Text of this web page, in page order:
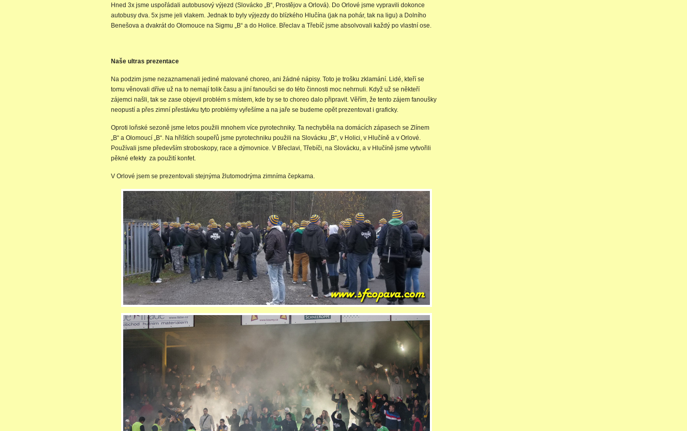
Hned 3x jsme uspořádali autobusový výjezd (Slovácko „B“, Prostějov a Orlová). Do Orlové jsme vypravili dokonce
autobusy dva. 5x jsme jeli vlakem. Jednak to byly výjezdy do blízkého Hlučína (jak na pohár, tak na ligu) a Dolního
Benešova a dvakrát do Olomouce na Sigmu „B“ a do Holice. Břeclav a Třebíč jsme absolvovali každý po vlastní ose.
Naše ultras prezentace
Na podzim jsme nezaznamenali jediné malované choreo, ani žádné nápisy. Toto je trošku zklamání. Lidé, kteří se
tomu věnovali dříve už na to nemají tolik času a jiní fanoušci se do této činnosti moc nehrnuli. Když už se někteří
zájemci našli, tak se zase objevil problém s místem, kde by se to choreo dalo připravit. Věřím, že tento zájem fanoušky
neopustí a přes zimní přestávku tyto problémy vyřešíme a na jaře se budeme opět prezentovat i graficky.
Oproti loňské sezoně jsme letos použili mnohem více pyrotechniky. Ta nechyběla na domácích zápasech se Zlínem
„B“ a Olomoucí „B“. Na hřištích soupeřů jsme pyrotechniku použili na Slovácku „B“, v Holici, v Hlučíně a v Orlové.
Používali jsme především stroboskopy, race a dýmovnice. V Břeclavi, Třebíči, na Slovácku, a v Hlučíně jsme vytvořili
pěkné efekty za použití konfet.
V Orlové jsem se prezentovali stejnýma žlutomodrýma zimníma čepkama.